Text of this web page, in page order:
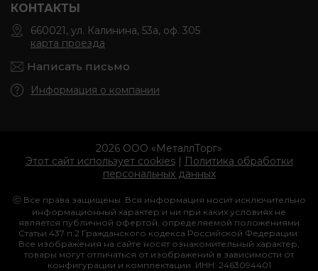
КОНТАКТЫ
660021, ул. Калинина, 53а, оф. 305
карта проезда
Написать письмо
Информация о компании
2026 ООО «МеталлТорг»
Этот сайт использует cookies| Политика обработки
персональных данных
ⓒ Все права защищены. Вся информация носит исключительно
информационный характер и ни при каких условиях не
является публичной офертой, определяемой положениями
Статьи 437 п.2 Гражданского кодекса Российской Федерации.
Все изображения на сайте носят ознакомительный характер,
товары могут отличаться от изображений в зависимости от
конфигурации и комплектации. ИНН: 2463094401